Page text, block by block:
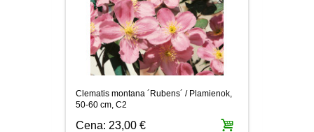
Clematis montana ´Rubens´ / Plamienok,
50-60 cm, C2
Cena: 23,00 €